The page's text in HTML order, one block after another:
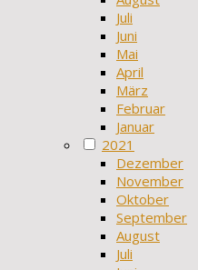
Juli
Juni
Mai
April
März
Februar
Januar
2021
Dezember
November
Oktober
September
August
Juli